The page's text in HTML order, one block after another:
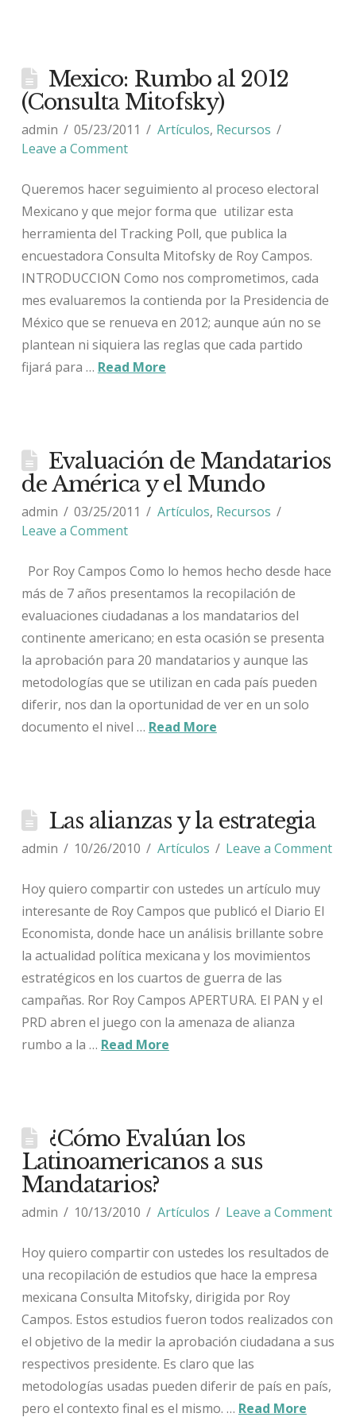
Mexico: Rumbo al 2012
(Consulta Mitofsky)
admin 05/23/2011 Artículos, Recursos
Leave a Comment
Queremos hacer seguimiento al proceso electoral
Mexicano y que mejor forma que utilizar esta
herramienta del Tracking Poll, que publica la
encuestadora Consulta Mitofsky de Roy Campos.
INTRODUCCION Como nos comprometimos, cada
mes evaluaremos la contienda por la Presidencia de
México que se renueva en 2012; aunque aún no se
plantean ni siquiera las reglas que cada partido
fijará para … Read More
Evaluación de Mandatarios
de América y el Mundo
admin 03/25/2011 Artículos, Recursos
Leave a Comment
Por Roy Campos Como lo hemos hecho desde hace
más de 7 años presentamos la recopilación de
evaluaciones ciudadanas a los mandatarios del
continente americano; en esta ocasión se presenta
la aprobación para 20 mandatarios y aunque las
metodologías que se utilizan en cada país pueden
diferir, nos dan la oportunidad de ver en un solo
documento el nivel … Read More
Las alianzas y la estrategia
admin 10/26/2010 Artículos Leave a Comment
Hoy quiero compartir con ustedes un artículo muy
interesante de Roy Campos que publicó el Diario El
Economista, donde hace un análisis brillante sobre
la actualidad política mexicana y los movimientos
estratégicos en los cuartos de guerra de las
campañas. Ror Roy Campos APERTURA. El PAN y el
PRD abren el juego con la amenaza de alianza
rumbo a la … Read More
¿Cómo Evalúan los
Latinoamericanos a sus
Mandatarios?
admin 10/13/2010 Artículos Leave a Comment
Hoy quiero compartir con ustedes los resultados de
una recopilación de estudios que hace la empresa
mexicana Consulta Mitofsky, dirigida por Roy
Campos. Estos estudios fueron todos realizados con
el objetivo de la medir la aprobación ciudadana a sus
respectivos presidente. Es claro que las
metodologías usadas pueden diferir de país en país,
pero el contexto final es el mismo. … Read More